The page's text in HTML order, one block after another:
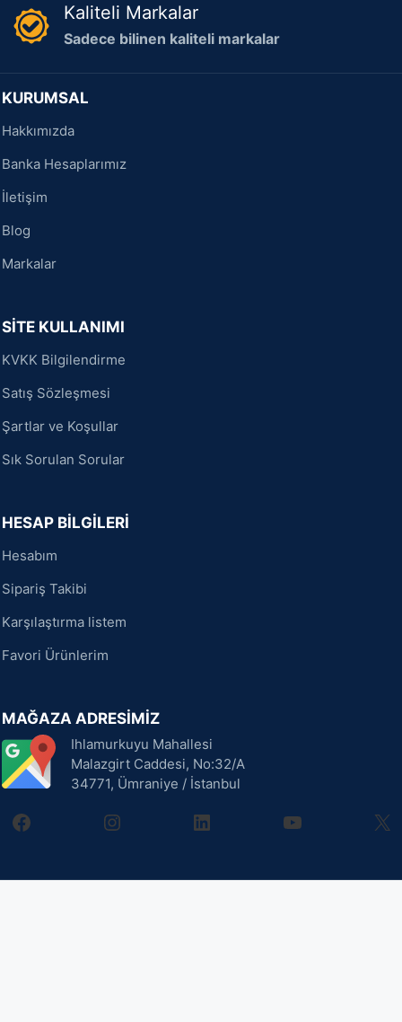
Kaliteli Markalar
Sadece bilinen kaliteli markalar
KURUMSAL
Hakkımızda
Banka Hesaplarımız
İletişim
Blog
Markalar
SİTE KULLANIMI
KVKK Bilgilendirme
Satış Sözleşmesi
Şartlar ve Koşullar
Sık Sorulan Sorular
HESAP BİLGİLERİ
Hesabım
Sipariş Takibi
Karşılaştırma listem
Favori Ürünlerim
MAĞAZA ADRESİMİZ
Ihlamurkuyu Mahallesi
Malazgirt Caddesi, No:32/A
34771, Ümraniye / İstanbul
facebookinstagramlinkedin youtube X